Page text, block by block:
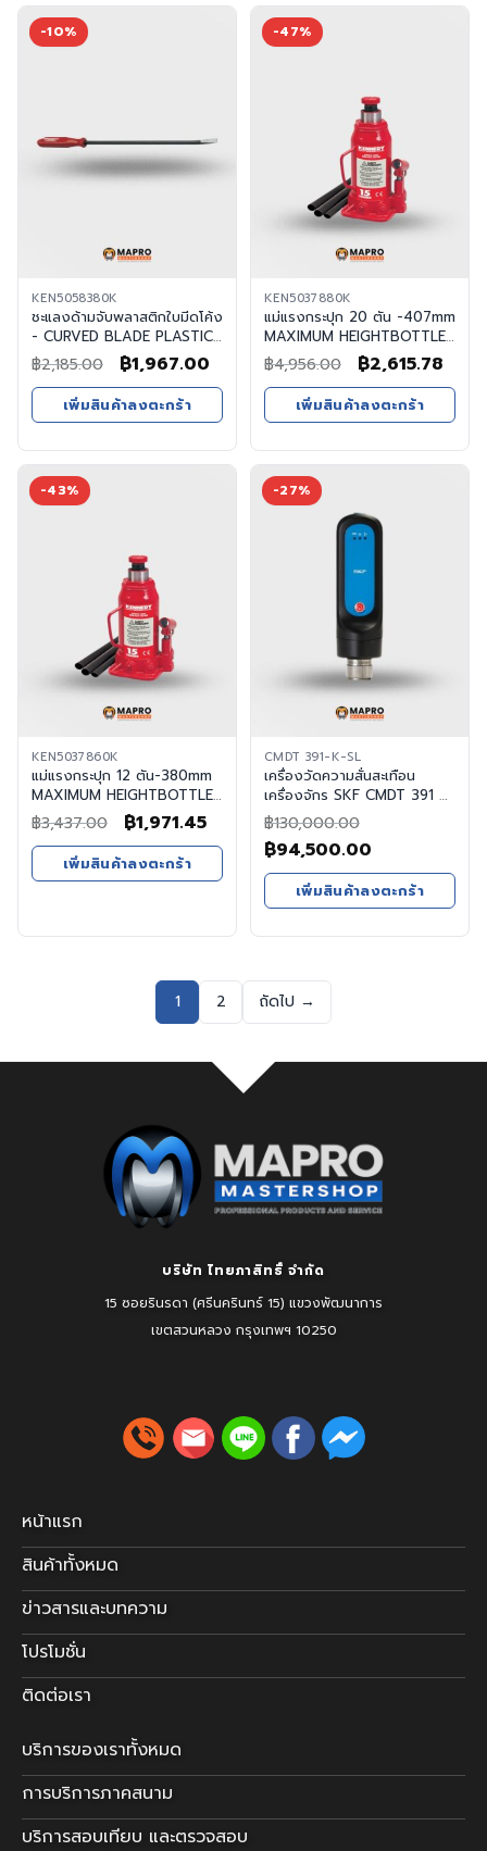
-10%
KEN5058380K
ชะแลงด้ามจับพลาสติกใบมีดโค้ง
- CURVED BLADE PLASTIC
HANDLE PRY BAR 600mm.
฿2,185.00
Original
price
was:
฿2,185.00.
฿1,967.00 Current
price
is:
฿1,967.00.
เพิ่มสินค้าลงตะกร้า
-47%
KEN5037880K
แม่แรงกระปุก 20 ตัน -407mm
MAXIMUM HEIGHTBOTTLE
JACK
฿4,956.00
Original
price
was:
฿4,956.00.
฿2,615.78
is:
฿
เพิ่มสินค้าลงตะกร้า
-43%
KEN5037860K
แม่แรงกระปุก 12 ตัน-380mm
MAXIMUM HEIGHTBOTTLE
JACK
฿3,437.00
Original
price
was:
฿1,971.45Current
price
is:
฿1,971.45.
เพิ่มสินค้าลงตะกร้า
-27%
CMDT 391-K-SL
เครื่องวัดความสั่นสะเทือน
เครื่องจักร SKF CMDT 391 K-
SL
฿130,000.00
Original
price
was:
฿130,000.00.
฿94,500.00
price
is:
฿94,500.00.
เพิ่มสินค้าลงตะกร้า
1 2 ถัดไป →
บริษัท ไทยภาสิทธิ์ จำกัด
15 ซอยรินรดา (ศรีนครินทร์ 15) แขวงพัฒนาการ
เขตสวนหลวง กรุงเทพฯ 10250
หน้าแรก
สินค้าทั้งหมด
ข่าวสารและบทความ
โปรโมชั่น
ติดต่อเรา
บริการของเราทั้งหมด
การบริการภาคสนาม
บริการสอบเทียบ และตรวจสอบ